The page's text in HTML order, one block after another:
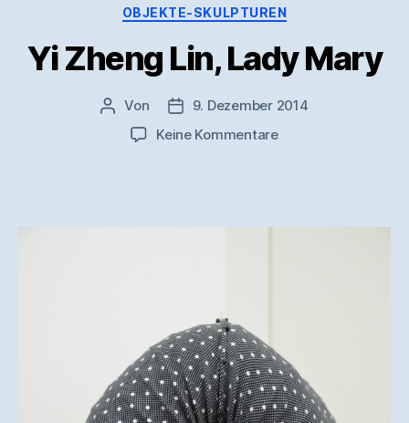
OBJEKTE-SKULPTUREN
Yi Zheng Lin, Lady Mary
Beitragsautor
Von Veröffentlichungsdatum
9. Dezember 2014
Keine Kommentarezu